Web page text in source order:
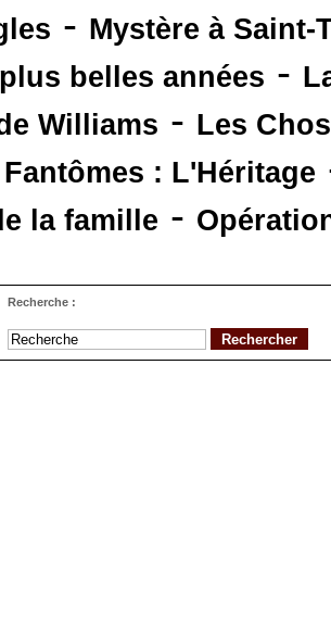
- Mystère à Saint-
belles années -
Williams - Les
Fantômes : L'Héritage
la famille -
Recherche :